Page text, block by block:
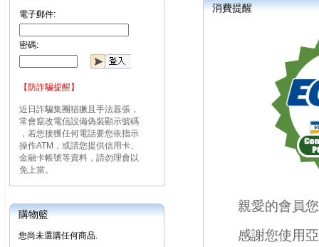
電子郵件:
密碼:
【防詐騙提醒】
近日詐騙集團猖獗且手法囂張，
常會竄改電信設備偽裝顯示號碼
，若您接獲任何電話要您依指示
操作ATM，或請您提供信用卡、
金融卡帳號等資料，請勿理會以
免上當。
購物籃
您尚未選購任何商品.
消費提醒
親愛的會員
感謝您使用